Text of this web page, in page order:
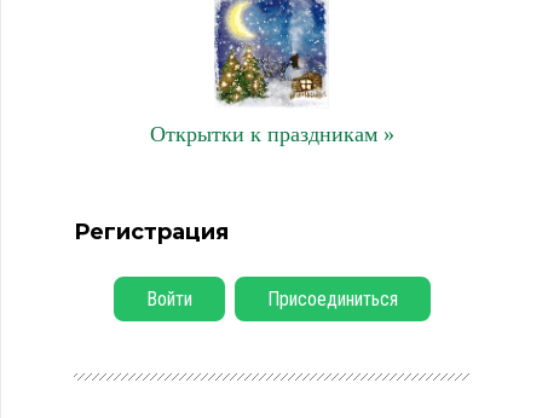
Открытки к праздникам »
Регистрация
Войти Присоединиться